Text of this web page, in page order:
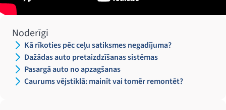
Noderīgi
Kā rīkoties pēc ceļu satiksmes negadījuma?
Dažādas auto pretaizdzīšanas sistēmas
Pasargā auto no apzagšanas
Caurums vējstiklā: mainīt vai tomēr remontēt?